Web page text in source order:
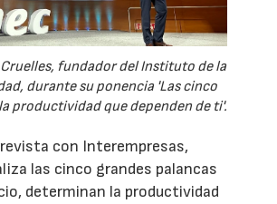
Cruelles, fundador del Instituto de la
durante su ponencia 'Las cinco
productividad que dependen de ti'.
con Interempresas,
las cinco grandes palancas
determinan la productividad